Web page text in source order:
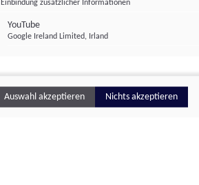
Einbindung zusätzlicher Informationen
YouTube
Google Ireland Limited, Irland
Auswahl akzeptieren Nichts akzeptieren